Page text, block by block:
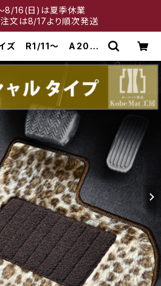
8/16(日)は夏季休業
文は8/17より順次発送
ズ R1/11〜 A200
イプ | 神戸マット工房